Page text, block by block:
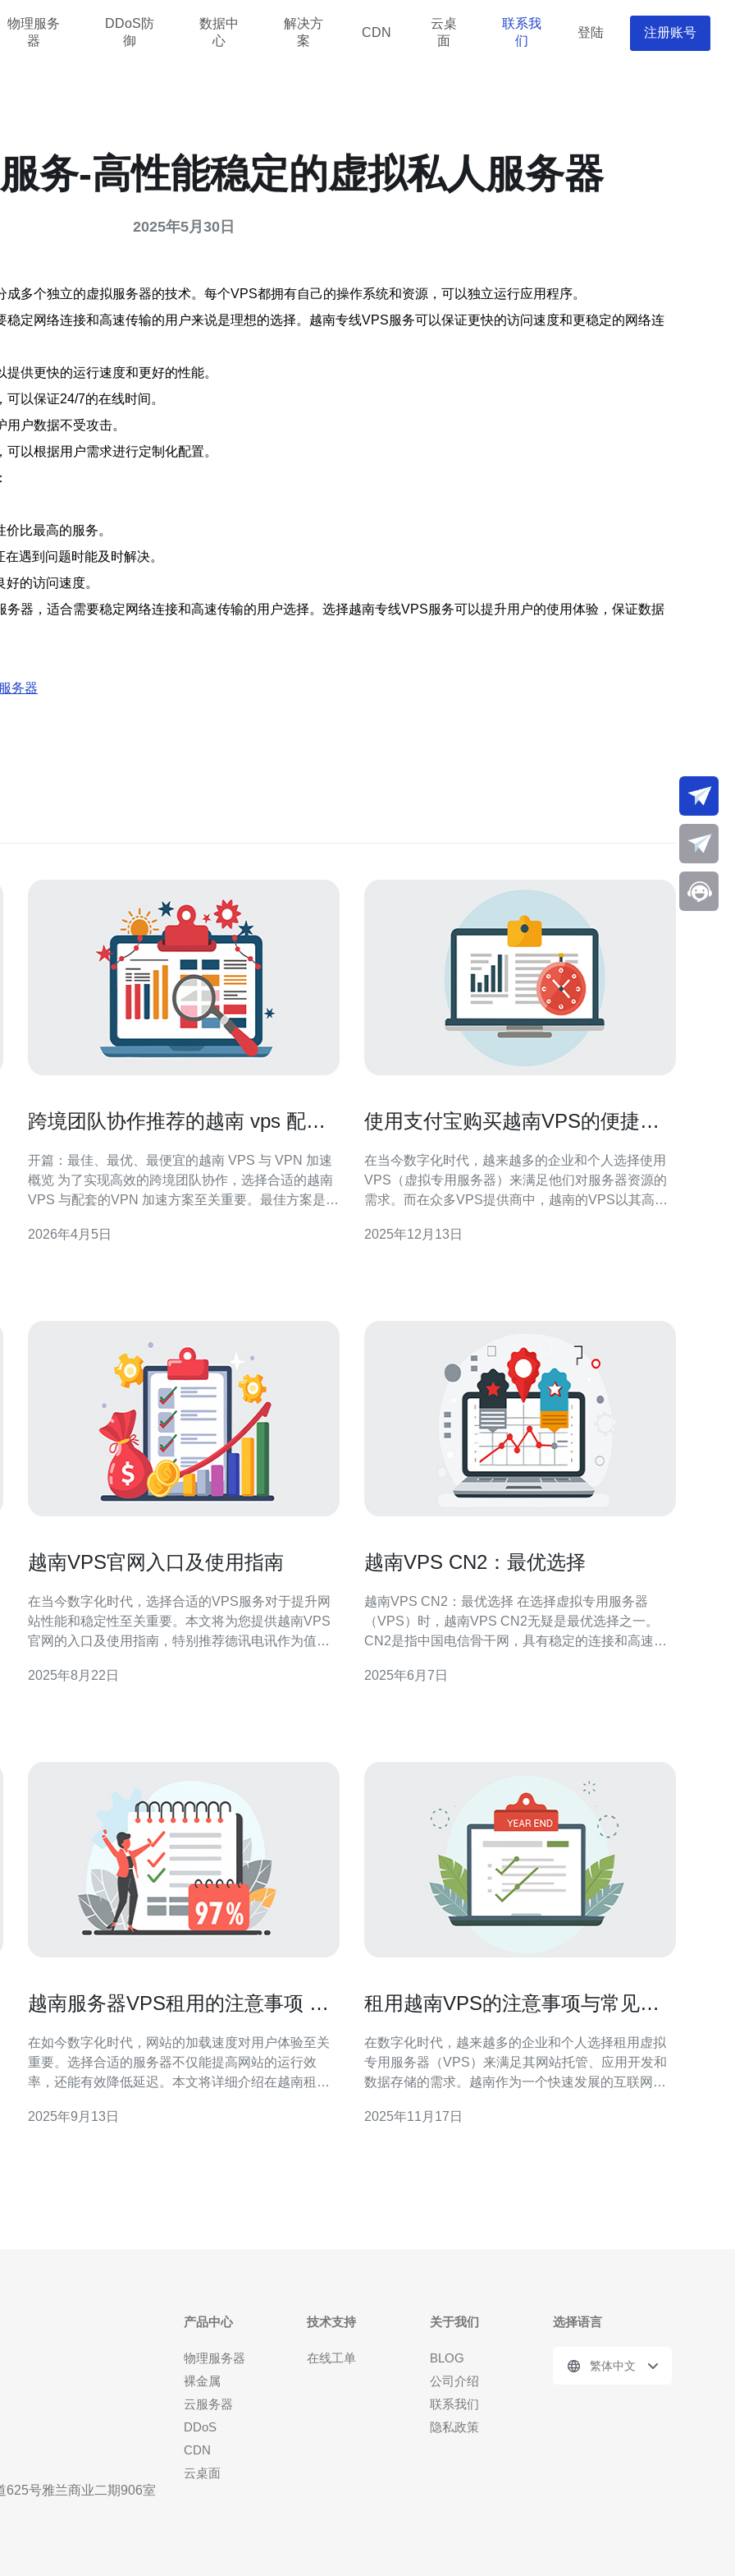
物理服务
器
DDoS防
御
数据中
心
解决方
案
CDN
云桌
面
联系我
们
登陆 注册账号
务-高性能稳定的虚拟私人服务器
2025年5月30日
多个独立的虚拟服务器的技术。每个VPS都拥有自己的操作系统和资源，可以独立运行应用程序。
定网络连接和高速传输的用户来说是理想的选择。越南专线VPS服务可以保证更快的访问速度和更稳定的网络连
供更快的运行速度和更好的性能。
以保证24/7的在线时间。
户数据不受攻击。
以根据用户需求进行定制化配置。
比最高的服务。
遇到问题时能及时解决。
的访问速度。
器，适合需要稳定网络连接和高速传输的用户选择。选择越南专线VPS服务可以提升用户的使用体验，保证数据
务器
跨境团队协作推荐的越南 vps 配置
开篇：最佳、最优、最便宜的越南 VPS 与 VPN 加速
概览 为了实现高效的跨境团队协作，选择合适的越南
VPS 与配套的VPN 加速方案至关重要。最佳方案是位
VPS（1Gbps 公网口、DDOS 防护）+ 全站通过
2026年4月5日
使用支付宝购买越南VPS的便捷方
在当今数字化时代，越来越多的企业和个人选择使用
VPS（虚拟专用服务器）来满足他们对服务器资源的
需求。而在众多VPS提供商中，越南的VPS以其高性
好、最佳、最便宜的VPS方案，使用支付宝进行购买
2025年12月13日
越南VPS官网入口及使用指南
在当今数字化时代，选择合适的VPS服务对于提升网
站性能和稳定性至关重要。本文将为您提供越南VPS
官网的入口及使用指南，特别推荐德讯电讯作为值得
提升您的网络体验。 什么是VPS？ VPS（Virtual
2025年8月22日
越南VPS CN2：最优选择
越南VPS CN2：最优选择 在选择虚拟专用服务器
（VPS）时，越南VPS CN2无疑是最优选择之一。
CN2是指中国电信骨干网，具有稳定的连接和高速的
器环境，适合个人用户和企业用户。 越南VPS CN2采
2025年6月7日
越南服务器VPS租用的注意事项 让
在如今数字化时代，网站的加载速度对用户体验至关
重要。选择合适的服务器不仅能提高网站的运行效
率，还能有效降低延迟。本文将详细介绍在越南租用
而提升您网站的速度和稳定性。 为什么选择越南服务
2025年9月13日
租用越南VPS的注意事项与常见问
在数字化时代，越来越多的企业和个人选择租用虚拟
专用服务器（VPS）来满足其网站托管、应用开发和
数据存储的需求。越南作为一个快速发展的互联网市
并非易事，用户需要注意一些关键事项和常见问题。
2025年11月17日
625号雅兰商业二期906室
产品中心
物理服务器
裸金属
云服务器
DDoS
CDN
云桌面
技术支持
在线工单
关于我们
BLOG
公司介绍
联系我们
隐私政策
选择语言
繁体中文